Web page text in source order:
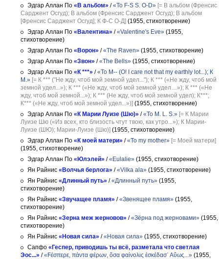
Эдгар Аллан По «В альбом» /«To F-S S. O-D» [= В альбом (Френсис
Сарджент Ocгуд); В альбом (Френсис Сарджент Осгуд); В альбом
[Френсис Сарджент Осгуд]; К Ф-С О-Д] (1955, стихотворение)
Эдгар Аллан По «Валентина» /«Valentine's Eve» (1955,
стихотворение)
Эдгар Аллан По «Ворон» /«The Raven» (1955, стихотворение)
Эдгар Аллан По «Звон» /«The Bells» (1955, стихотворение)
Эдгар Аллан По «К ***» /«To M-- (O! I care not that my earthly lot...); К
М.» [= К *** ("Не жду, чтоб мой земной удел..."); К *** («Не жду, чтоб мой
земной удел...»); К *** («Не жду, чтоб мой земной удел…»); К *** («Не
жду, чтоб мой земной...»); К *** (Не жду, чтоб мой земной удел); К***;
К*** («Не жду, чтоб мой земной удел...»)] (1955, стихотворение)
Эдгар Аллан По «К Марии Луизе (Шю)» /«To M. L. S.» [= К Марии
Луизе Шю («Из всех, кто близость чтут твою, как утро...»); К Марии-
Луизе (ШЮ); Марии-Луизе (Шю)] (1955, стихотворение)
Эдгар Аллан По «К моей матери» /«To my mother» [= Моей матери]
(1955, стихотворение)
Эдгар Аллан По «Юлэлей» /«Eulalie» (1955, стихотворение)
Ян Райнис «Волчья берлога» /«Vilka ala» (1955, стихотворение)
Ян Райнис «Длинный путь» /«Длинный путь» (1955,
стихотворение)
Ян Райнис «Звучащее пламя» /«Звенящее пламя» (1955,
стихотворение)
Ян Райнис «Зерна меж жерновов» /«Зёрна под жерновами» (1955,
стихотворение)
Ян Райнис «Новая сила» /«Новая сила» (1955, стихотворение)
Сапфо «Геспер, приводишь ты всё, разметала что светлая
Эос...» /«Ϝέσπερε, πάντα φέρων, ὄσα φαίνολις ἐσκέδασ᾽ Αὔως...» (1955,